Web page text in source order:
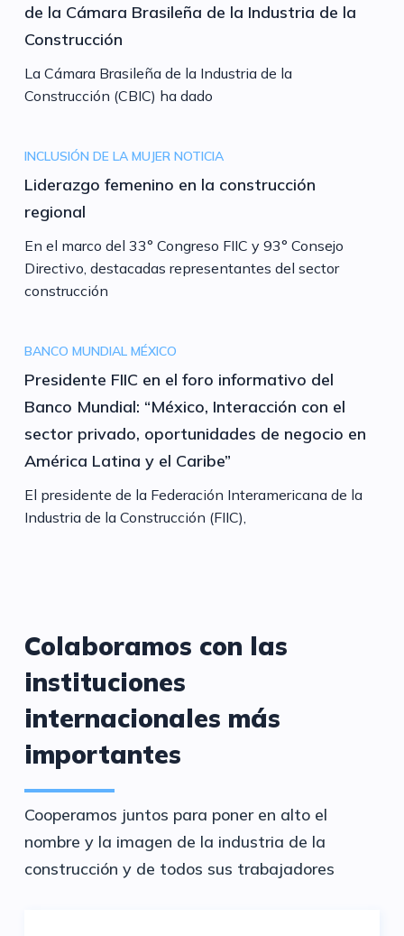
de la Cámara Brasileña de la Industria de la
Construcción
La Cámara Brasileña de la Industria de la
Construcción (CBIC) ha dado
INCLUSIÓN DE LA MUJER NOTICIA
Liderazgo femenino en la construcción
regional
En el marco del 33° Congreso FIIC y 93° Consejo
Directivo, destacadas representantes del sector
construcción
BANCO MUNDIAL MÉXICO
Presidente FIIC en el foro informativo del
Banco Mundial: “México, Interacción con el
sector privado, oportunidades de negocio en
América Latina y el Caribe”
El presidente de la Federación Interamericana de la
Industria de la Construcción (FIIC),
Colaboramos con las
instituciones
internacionales más
importantes
Cooperamos juntos para poner en alto el
nombre y la imagen de la industria de la
construcción y de todos sus trabajadores